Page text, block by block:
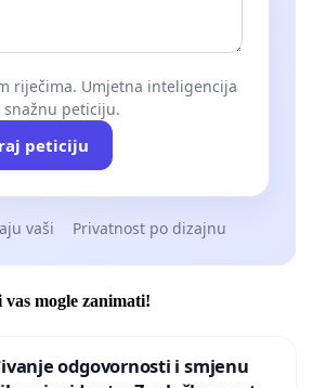
riječima. Umjetna inteligencija
peticiju.
peticiju
vaši Privatnost po dizajnu
mogle zanimati!
odgovornosti i smjenu